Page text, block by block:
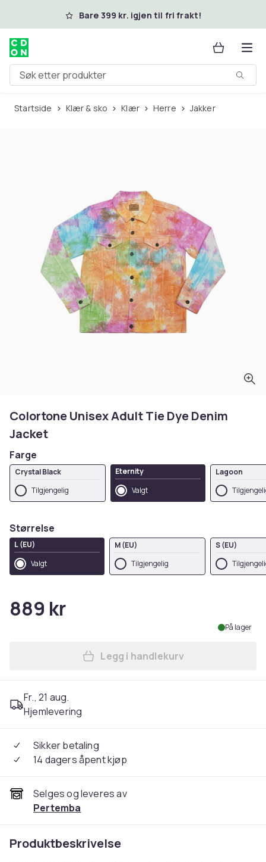
Hopp til hovedinnholdBare 399 kr. igjen til fri frakt!
Søk etter produkter
Startside Klær & sko Klær Herre Jakker
Colortone Unisex Adult Tie Dye Denim
Jacket
Farge
Crystal Black
Tilgjengelig
Eternity
Valgt
Lagoon
Størrelse
L (EU)
Valgt
M (EU)
Tilgjengelig
S (EU)
889 kr
På lager
Legg Colortone Unisex
Legg i handlekurv
Fr., 21 aug.
Hjemlevering
Sikker betaling
14 dagers åpent kjøp
Selges og leveres av
Pertemba
Produktbeskrivelse